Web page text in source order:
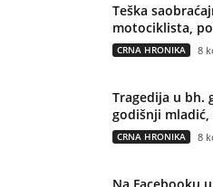
Teška
motociklista,
CRNA HRONIKA 8
Tragedija u bh.
godišnji
CRNA HRONIKA 8